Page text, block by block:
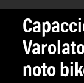
noto